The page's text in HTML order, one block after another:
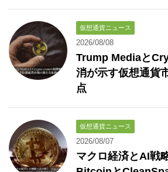
仮想通貨ニュース
2026/08/08
Trump Mediaと
消が示す仮想通貨
点
仮想通貨ニュース
2026/08/07
マクロ経済とAI戦